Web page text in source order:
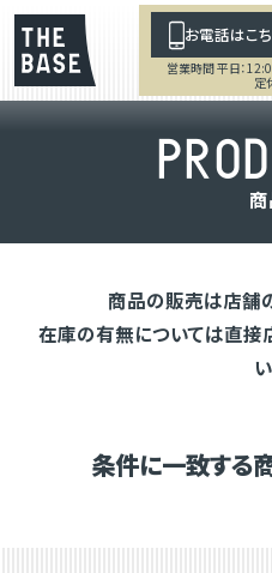
お電話はこ
営業時間 平日：
定
PROD
商
商品の販売は店舗
在庫の有無については直接
条件に一致する